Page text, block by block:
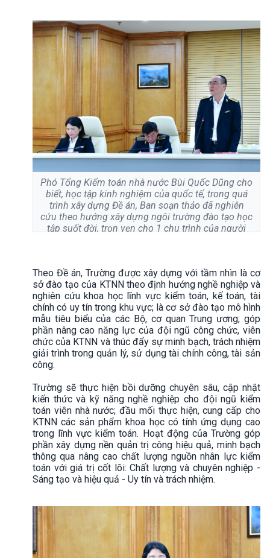
Phó Tổng Kiểm toán nhà nước Bùi Quốc Dũng cho
biết, học tập kinh nghiệm của quốc tế, trong quá
trình xây dựng Đề án, Ban soạn thảo đã nghiên
cứu theo hướng xây dựng ngôi trường đào tạo học
tập suốt đời, trọn vẹn cho 1 chu trình của người
Theo Đề án, Trường được xây dựng với tầm nhìn là cơ
sở đào tạo của KTNN theo định hướng nghề nghiệp và
nghiên cứu khoa học lĩnh vực kiểm toán, kế toán, tài
chính có uy tín trong khu vực; là cơ sở đào tạo mô hình
mẫu tiêu biểu của các Bộ, cơ quan Trung ương; góp
phần nâng cao năng lực của đội ngũ công chức, viên
chức của KTNN và thúc đẩy sự minh bạch, trách nhiệm
giải trình trong quản lý, sử dụng tài chính công, tài sản
công.
Trường sẽ thực hiện bồi dưỡng chuyên sâu, cập nhật
kiến thức và kỹ năng nghề nghiệp cho đội ngũ kiểm
toán viên nhà nước; đầu mối thực hiện, cung cấp cho
KTNN các sản phẩm khoa học có tính ứng dụng cao
trong lĩnh vực kiểm toán. Hoạt động của Trường góp
phần xây dựng nền quản trị công hiệu quả, minh bạch
thông qua nâng cao chất lượng nguồn nhân lực kiểm
toán với giá trị cốt lõi: Chất lượng và chuyên nghiệp -
Sáng tạo và hiệu quả - Uy tín và trách nhiệm.